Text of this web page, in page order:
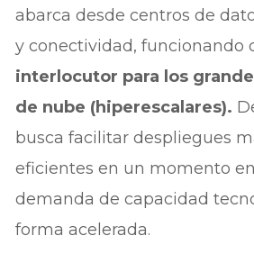
abarca desde centros de
y conectividad, funcionando
interlocutor para los
de nube (hiperescalares).
busca facilitar despliegues
eficientes en un momento
demanda de capacidad
forma acelerada.